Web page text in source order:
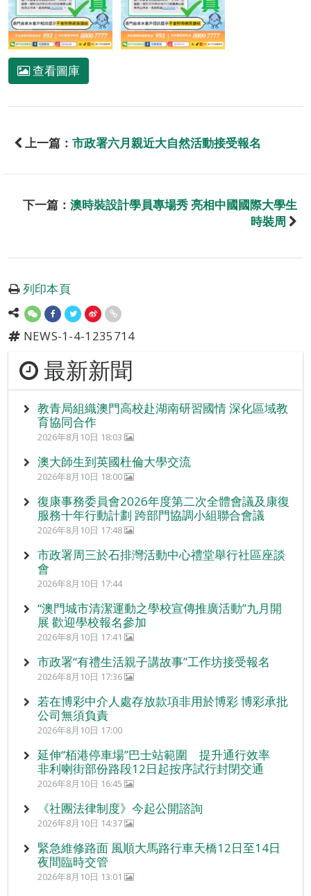
查看圖庫
上一篇： 市政署六月親近大自然活動接受報名
下一篇： 澳時裝設計學員專場秀 亮相中國國際大學生
時裝周
列印本頁
NEWS-1-4-1235714
最新新聞
教青局組織澳門高校赴湖南研習國情 深化區域教
育協同合作
2026年8月10日 18:03
澳大師生到英國杜倫大學交流
2026年8月10日 18:00
復康事務委員會2026年度第二次全體會議及康復
服務十年行動計劃 跨部門協調小組聯合會議
2026年8月10日 17:48
市政署周三於石排灣活動中心禮堂舉行社區座談
會
2026年8月10日 17:44
“澳門城市清潔運動之學校宣傳推廣活動”九月開
展 歡迎學校報名參加
2026年8月10日 17:41
市政署“有禮生活親子講故事”工作坊接受報名
2026年8月10日 17:36
若在博彩中介人處存放款項非用於博彩 博彩承批
公司無須負責
2026年8月10日 17:00
延伸“栢港停車場”巴士站範圍 提升通行效率
非利喇街部份路段12日起按序試行封閉交通
2026年8月10日 16:45
《社團法律制度》今起公開諮詢
2026年8月10日 14:37
緊急維修路面 風順大馬路行車天橋12日至14日
夜間臨時交管
2026年8月10日 13:01